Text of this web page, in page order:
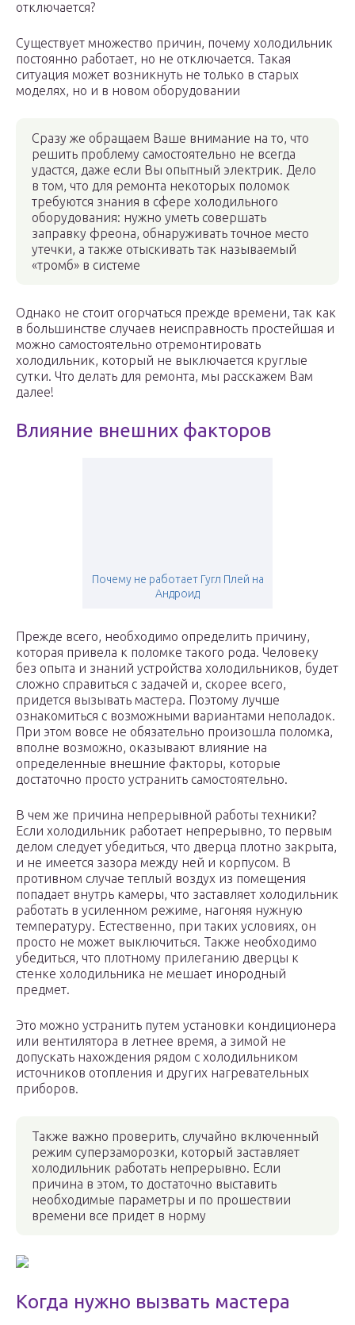
отключается?
Существует множество причин, почему холодильник
постоянно работает, но не отключается. Такая
ситуация может возникнуть не только в старых
моделях, но и в новом оборудовании
Сразу же обращаем Ваше внимание на то, что
решить проблему самостоятельно не всегда
удастся, даже если Вы опытный электрик. Дело
в том, что для ремонта некоторых поломок
требуются знания в сфере холодильного
оборудования: нужно уметь совершать
заправку фреона, обнаруживать точное место
утечки, а также отыскивать так называемый
«тромб» в системе
Однако не стоит огорчаться прежде времени, так как
в большинстве случаев неисправность простейшая и
можно самостоятельно отремонтировать
холодильник, который не выключается круглые
сутки. Что делать для ремонта, мы расскажем Вам
далее!
Влияние внешних факторов
Почему не работает Гугл Плей на
Андроид
Прежде всего, необходимо определить причину,
которая привела к поломке такого рода. Человеку
без опыта и знаний устройства холодильников, будет
сложно справиться с задачей и, скорее всего,
придется вызывать мастера. Поэтому лучше
ознакомиться с возможными вариантами неполадок.
При этом вовсе не обязательно произошла поломка,
вполне возможно, оказывают влияние на
определенные внешние факторы, которые
достаточно просто устранить самостоятельно.
В чем же причина непрерывной работы техники?
Если холодильник работает непрерывно, то первым
делом следует убедиться, что дверца плотно закрыта,
и не имеется зазора между ней и корпусом. В
противном случае теплый воздух из помещения
попадает внутрь камеры, что заставляет холодильник
работать в усиленном режиме, нагоняя нужную
температуру. Естественно, при таких условиях, он
просто не может выключиться. Также необходимо
убедиться, что плотному прилеганию дверцы к
стенке холодильника не мешает инородный
предмет.
Это можно устранить путем установки кондиционера
или вентилятора в летнее время, а зимой не
допускать нахождения рядом с холодильником
источников отопления и других нагревательных
приборов.
Также важно проверить, случайно включенный
режим суперзаморозки, который заставляет
холодильник работать непрерывно. Если
причина в этом, то достаточно выставить
необходимые параметры и по прошествии
времени все придет в норму
Когда нужно вызвать мастера